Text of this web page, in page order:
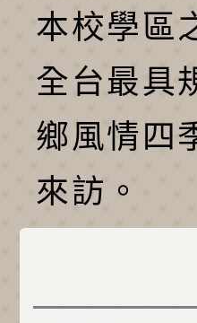
本校學區
全台最具
鄉風情四
來訪。